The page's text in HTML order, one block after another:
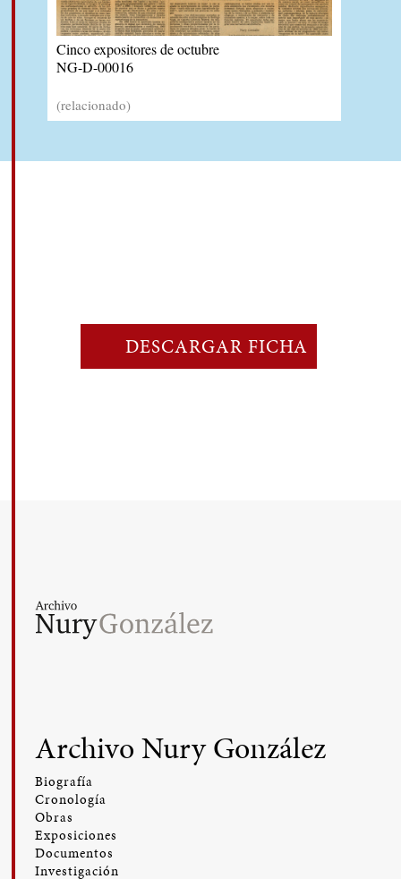
DESCARGAR FICHA
Cinco expositores de octubre
NG-D-00016
(relacionado)
Archivo Nury González
Biografía
Cronología
Obras
Exposiciones
Documentos
Investigación